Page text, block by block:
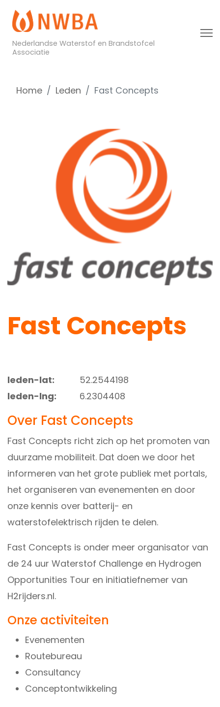
Nederlandse Waterstof en Brandstofcel
Associatie
Home Leden Fast Concepts
Fast Concepts
leden-lat:
52.2544198
leden-lng:
6.2304408
Over Fast Concepts
Fast Concepts richt zich op het promoten van
duurzame mobiliteit. Dat doen we door het
informeren van het grote publiek met portals,
het organiseren van evenementen en door
onze kennis over batterij- en
waterstofelektrisch rijden te delen.
Fast Concepts is onder meer organisator van
de 24 uur Waterstof Challenge en Hydrogen
Opportunities Tour en initiatiefnemer van
H2rijders.nl.
Onze activiteiten
Evenementen
Routebureau
Consultancy
Conceptontwikkeling